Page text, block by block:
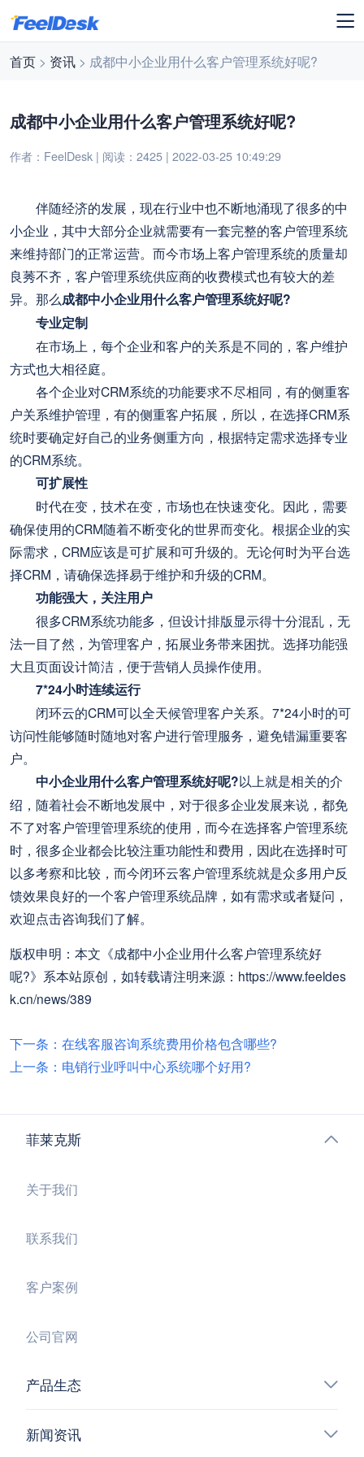
首页 > 资讯 > 成都中小企业用什么客户管理系统好呢?
成都中小企业用什么客户管理系统好呢?
作者：FeelDesk | 阅读：2425 | 2022-03-25 10:49:29
伴随经济的发展，现在行业中也不断地涌现了很多的中
小企业，其中大部分企业就需要有一套完整的客户管理系统
来维持部门的正常运营。而今市场上客户管理系统的质量却
良莠不齐，客户管理系统供应商的收费模式也有较大的差
异。那么成都中小企业用什么客户管理系统好呢?
专业定制
在市场上，每个企业和客户的关系是不同的，客户维护
方式也大相径庭。
各个企业对CRM系统的功能要求不尽相同，有的侧重客
户关系维护管理，有的侧重客户拓展，所以，在选择CRM系
统时要确定好自己的业务侧重方向，根据特定需求选择专业
的CRM系统。
可扩展性
时代在变，技术在变，市场也在快速变化。因此，需要
确保使用的CRM随着不断变化的世界而变化。根据企业的实
际需求，CRM应该是可扩展和可升级的。无论何时为平台选
择CRM，请确保选择易于维护和升级的CRM。
功能强大，关注用户
很多CRM系统功能多，但设计排版显示得十分混乱，无
法一目了然，为管理客户，拓展业务带来困扰。选择功能强
大且页面设计简洁，便于营销人员操作使用。
7*24小时连续运行
闭环云的CRM可以全天候管理客户关系。7*24小时的可
访问性能够随时随地对客户进行管理服务，避免错漏重要客
户。
中小企业用什么客户管理系统好呢?以上就是相关的介
绍，随着社会不断地发展中，对于很多企业发展来说，都免
不了对客户管理管理系统的使用，而今在选择客户管理系统
时，很多企业都会比较注重功能性和费用，因此在选择时可
以多考察和比较，而今闭环云客户管理系统就是众多用户反
馈效果良好的一个客户管理系统品牌，如有需求或者疑问，
欢迎点击咨询我们了解。
版权申明：本文《成都中小企业用什么客户管理系统好
呢?》系本站原创，如转载请注明来源：https://www.feeldes
k.cn/news/389
下一条：在线客服咨询系统费用价格包含哪些?
上一条：电销行业呼叫中心系统哪个好用?
菲莱克斯
关于我们
联系我们
客户案例
公司官网
产品生态
新闻资讯